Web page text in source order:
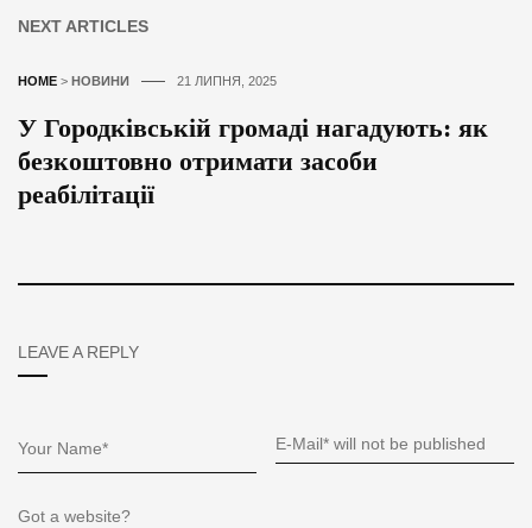
NEXT ARTICLES
HOME > НОВИНИ 21 ЛИПНЯ, 2025
У Городківській громаді нагадують: як
безкоштовно отримати засоби
реабілітації
LEAVE A REPLY